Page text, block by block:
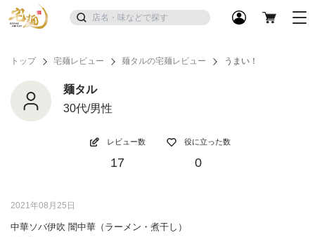
トップ 宅麺レビュー 麺タルの宅麺レビュー うまい！
麺タル
30代/男性
レビュー数
17
役に立った数
0
2021年08月25日
中華ソバ伊吹 闇中華（ラーメン・煮干し）